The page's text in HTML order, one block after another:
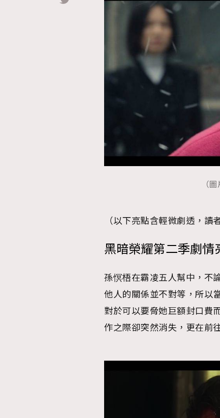
Hommes
（
（以下亮點含輕微劇透，讀
黑暗榮耀第二季劇情
孫慏梧在霸凌五人幫中，不
他人的關係並不對等，所以
對於可以要脅她巨額封口費
作之際卻突然消失，更在前